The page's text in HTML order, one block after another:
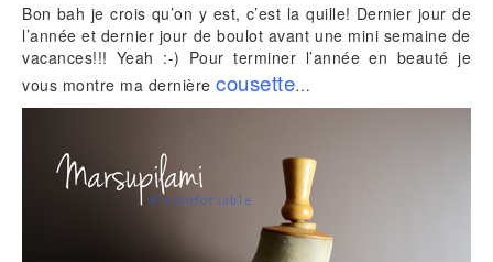
Bon bah je crois qu’on y est, c’est la quille! Dernier jour de
l’année et dernier jour de boulot avant une mini semaine de
vacances!!! Yeah :-) Pour terminer l’année en beauté je
vous montre ma dernière cousette…